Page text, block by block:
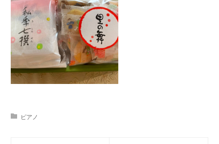
ピアノ